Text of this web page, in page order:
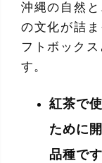
沖縄の自然
の文化が詰
フトボック
す。
紅茶で
ために
品種です